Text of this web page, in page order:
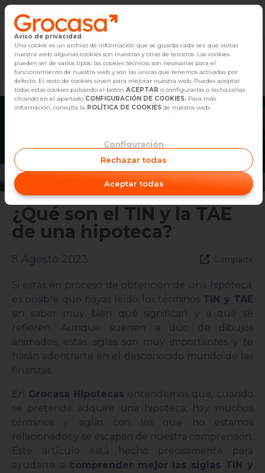
Vender
Buscar Inmuebles
Alquiler
Empleo
Oficinas
Contacto
Marketplace Empleo Diseño Reforma
¿Qué son el TIN y la TAE
de una hipoteca?
8 Agosto 2023 Compartir
Si estás en proceso de obtención de una hipoteca,
es posible que hayas leído los términos TIN y TAE
sin saber muy bien qué significan y a qué se
refieren. Aunque suenen a dúo de dibujos
animados, estas siglas son muy importantes y te
harán adentrarte en el desconocido mundo de las
finanzas.
En Grocasa Hipotecas entendemos que, cuando
se pretende adquirir una hipoteca, hay muchos
términos y siglas con los que no estamos
relacionados y se escapan de nuestra comprensión.
Este artículo está hecho precisamente para
ayudarte a comprender mejor las siglas TIN y
Aviso de privacidad
Una cookie es un archivo de información que se guarda cada vez que visitas
nuestra web: algunas cookies son nuestras y otras de terceros. Las cookies
pueden ser de varios tipos: las cookies técnicas son necesarias para el
funcionamiento de nuestra web y son las únicas que tenemos activadas por
defecto. El resto de cookies sirven para mejorar nuestra web. Puedes aceptar
todas estas cookies pulsando el botón ACEPTAR o configurarlas o rechazarlas
clicando en el apartado CONFIGURACIÓN DE COOKIES. Para más
información, consulta la POLÍTICA DE COOKIES de nuestra web.
Configuración
Rechazar todas
Aceptar todas